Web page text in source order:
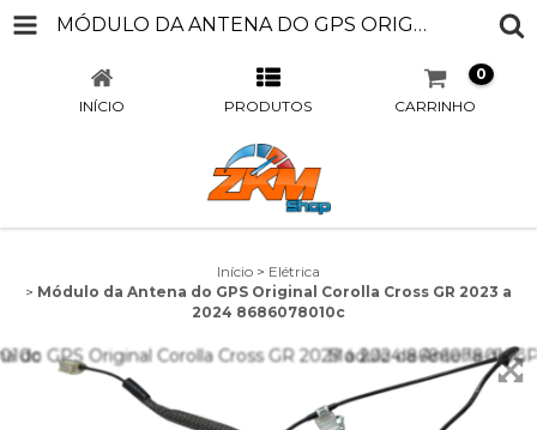
MÓDULO DA ANTENA DO GPS ORIGINAL COROLLA CROSS GR 2023 A 2024 8686078010C
INÍCIO PRODUTOS CARRINHO
0
Início > Elétrica
> Módulo da Antena do GPS Original Corolla Cross GR 2023 a
2024 8686078010c